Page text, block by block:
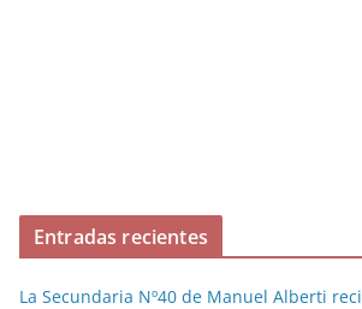
Entradas recientes
La Secundaria Nº40 de Manuel Alberti